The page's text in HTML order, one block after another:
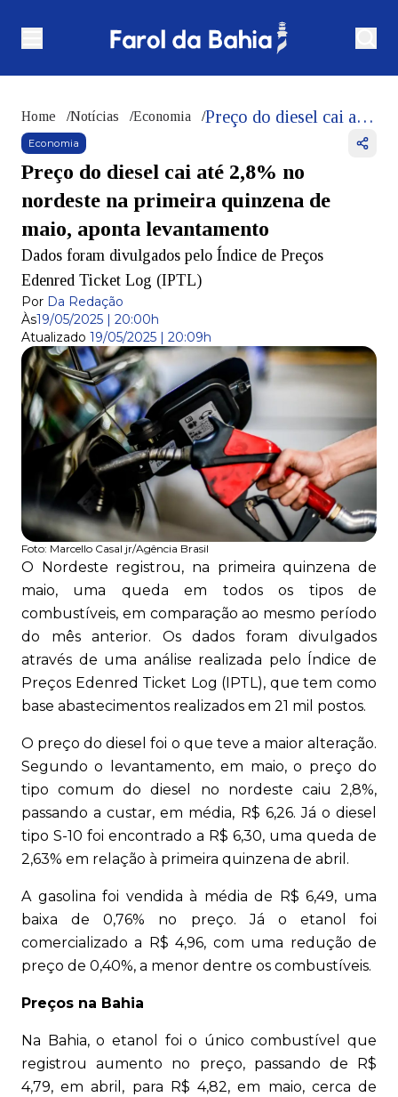
Home /Notícias /Economia / Preço do diesel cai até 2,8% no nordeste na primeira quinzena de maio, aponta levantamento
Economia
Preço do diesel cai até 2,8% no
nordeste na primeira quinzena de
maio, aponta levantamento
Dados foram divulgados pelo Índice de Preços
Edenred Ticket Log (IPTL)
Por Da Redação
Às19/05/2025 | 20:00h
Atualizado 19/05/2025 | 20:09h
Foto: Marcello Casal jr/Agência Brasil
O Nordeste registrou, na primeira quinzena de
maio, uma queda em todos os tipos de
combustíveis, em comparação ao mesmo período
do mês anterior. Os dados foram divulgados
através de uma análise realizada pelo Índice de
Preços Edenred Ticket Log (IPTL), que tem como
base abastecimentos realizados em 21 mil postos.
O preço do diesel foi o que teve a maior alteração.
Segundo o levantamento, em maio, o preço do
tipo comum do diesel no nordeste caiu 2,8%,
passando a custar, em média, R$ 6,26. Já o diesel
tipo S-10 foi encontrado a R$ 6,30, uma queda de
2,63% em relação à primeira quinzena de abril.
A gasolina foi vendida à média de R$ 6,49, uma
baixa de 0,76% no preço. Já o etanol foi
comercializado a R$ 4,96, com uma redução de
preço de 0,40%, a menor dentre os combustíveis.
Preços na Bahia
Na Bahia, o etanol foi o único combustível que
registrou aumento no preço, passando de R$
4,79, em abril, para R$ 4,82, em maio, cerca de